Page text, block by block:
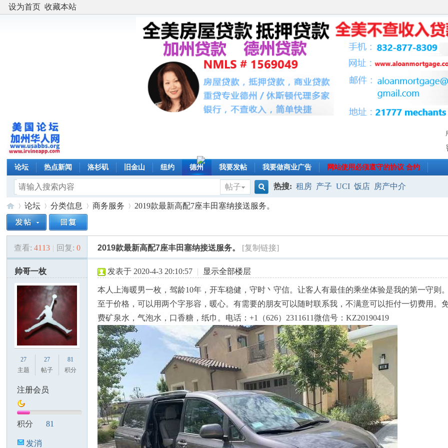
设为首页 收藏本站
论坛 热点新闻 洛杉矶 旧金山 纽约 德州 我要发帖 我要做商业广告 网站使用必须遵守的协议 合约
帖子
搜
索
热搜: 租房 产子 UCI 饭店 房产中介
美
国
»
论坛
›
分类信息 商务服务
›
2019款最新高配7座丰田塞纳接送服务。
查看: 4113 | 回复: 0 2019款最新高配7座丰田塞纳接送服务。 [复制链接]
帅哥一枚
27
主题
27
帖子
81
积分
注册会员
积分 81
发消
发表于 2020-4-3 20:10:57 | 显示全部楼层
本人上海暖男一枚，驾龄10年，开车稳健，守时丶守信。让客人有最佳的乘坐体验是我的第一守则
至于价格，可以用两个字形容，暖心。有需要的朋友可以随时联系我，不满意可以拒付一切费用。
费矿泉水，气泡水，口香糖，纸巾。电话：+1（626）2311611微信号：KZ20190419